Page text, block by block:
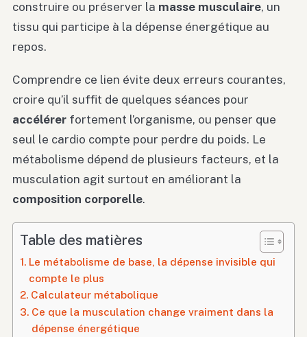
construire ou préserver la masse musculaire, un
tissu qui participe à la dépense énergétique au
repos.
Comprendre ce lien évite deux erreurs courantes,
croire qu’il suffit de quelques séances pour
accélérer fortement l’organisme, ou penser que
seul le cardio compte pour perdre du poids. Le
métabolisme dépend de plusieurs facteurs, et la
musculation agit surtout en améliorant la
composition corporelle.
Table des matières
Le métabolisme de base, la dépense invisible qui
compte le plus
Calculateur métabolique
Ce que la musculation change vraiment dans la
dépense énergétique